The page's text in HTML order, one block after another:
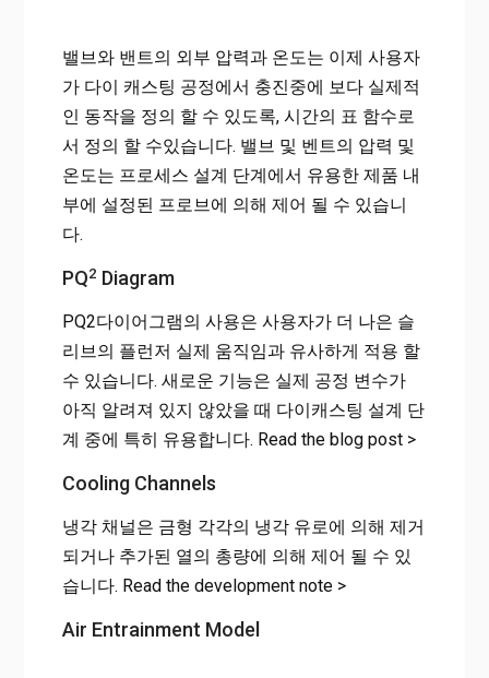
밸브와 밴트의 외부 압력과 온도는 이제 사용자
가 다이 캐스팅 공정에서 충진중에 보다 실제적
인 동작을 정의 할 수 있도록, 시간의 표 함수로
서 정의 할 수있습니다. 밸브 및 벤트의 압력 및
온도는 프로세스 설계 단계에서 유용한 제품 내
부에 설정된 프로브에 의해 제어 될 수 있습니
다.
PQ2 Diagram
PQ2다이어그램의 사용은 사용자가 더 나은 슬
리브의 플런저 실제 움직임과 유사하게 적용 할
수 있습니다. 새로운 기능은 실제 공정 변수가
아직 알려져 있지 않았을 때 다이캐스팅 설계 단
계 중에 특히 유용합니다. Read the blog post >
Cooling Channels
냉각 채널은 금형 각각의 냉각 유로에 의해 제거
되거나 추가된 열의 총량에 의해 제어 될 수 있
습니다. Read the development note >
Air Entrainment Model